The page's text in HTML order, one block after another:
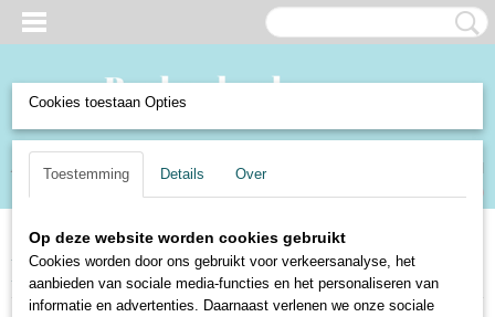
Inloggen Registreren
(0)
Home>Boeken en Strips> Boeken>Fictie>Romans en Literatuur
Engels>Early Shakespeare - A reading and playing guide
Cookies toestaan Opties
Toestemming Details Over
Op deze website worden cookies gebruikt
Cookies worden door ons gebruikt voor verkeersanalyse, het
aanbieden van sociale media-functies en het personaliseren van
informatie en advertenties. Daarnaast verlenen we onze sociale